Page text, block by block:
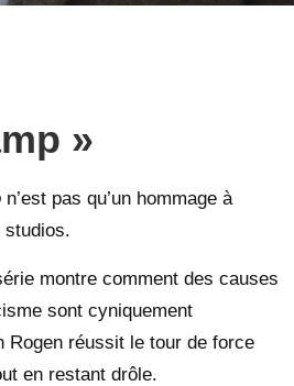
»
n’est pas qu’un hommage à
studios.
montre comment des causes
sont cyniquement
Rogen réussit le tour de force
en restant drôle.